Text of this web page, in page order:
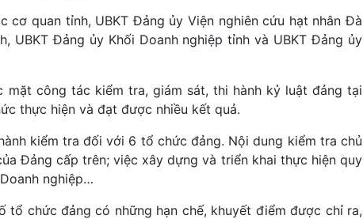
cơ quan tỉnh, UBKT Đảng ủy Viện nghiên cứu hạt nhân Đà
UBKT Đảng ủy Khối Doanh nghiệp tỉnh và UBKT Đảng ủy
công tác kiểm tra, giám sát, thi hành kỷ luật đảng tại
thực hiện và đạt được nhiều kết quả.
kiểm tra đối với 6 tổ chức đảng. Nội dung kiểm tra chủ
Đảng cấp trên; việc xây dựng và triển khai thực hiện quy
nghiệp…
chức đảng có những hạn chế, khuyết điểm được chỉ ra,